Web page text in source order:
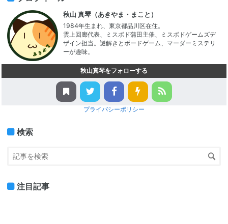
秋山 真琴（あきやま・まこと）
1984年生まれ、東京都品川区在住。
雲上回廊代表、ミスボド蒲田主催、ミスボドゲームズデ
ザイン担当。謎解きとボードゲーム、マーダーミステリ
ーが趣味。
秋山真琴をフォローする
プライバシーポリシー
検索
注目記事